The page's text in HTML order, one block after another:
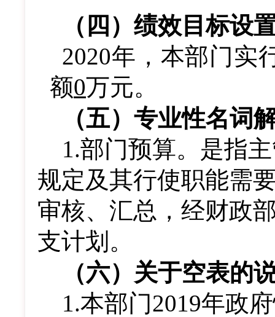
（ 四 ） 绩效目标设
2020年，本部门实
额0万元。
（五）专业性名词
1.部门预算。是指
规定及其行使职能需
审核、汇总，经财政
支计划。
（六） 关于空表的
1.本部门2019年政